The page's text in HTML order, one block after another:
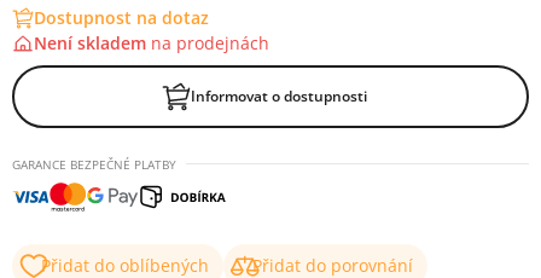
Dostupnost na dotaz
Není skladem na prodejnách
Informovat o dostupnosti
GARANCE BEZPEČNÉ PLATBY
Přidat do oblíbených
Přidat do porovnání